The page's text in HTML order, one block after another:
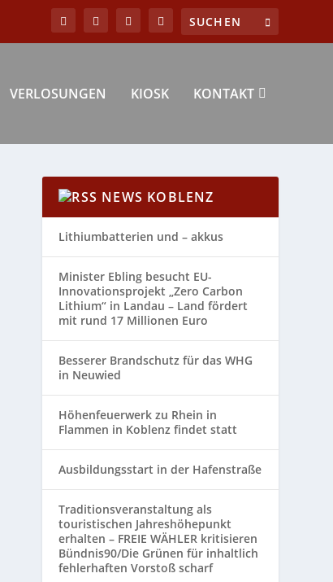
VERLOSUNGEN KIOSK KONTAKT
NEWS KOBLENZ
Lithiumbatterien und – akkus
Minister Ebling besucht EU-
Innovationsprojekt „Zero Carbon
Lithium“ in Landau – Land fördert
mit rund 17 Millionen Euro
Besserer Brandschutz für das WHG
in Neuwied
Höhenfeuerwerk zu Rhein in
Flammen in Koblenz findet statt
Ausbildungsstart in der Hafenstraße
Traditionsveranstaltung als
touristischen Jahreshöhepunkt
erhalten – FREIE WÄHLER kritisieren
Bündnis90/Die Grünen für inhaltlich
fehlerhaften Vorstoß scharf